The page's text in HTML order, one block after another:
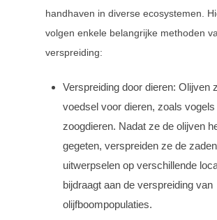
handhaven in diverse ecosystemen.
volgen enkele belangrijke methoden
verspreiding:
Verspreiding door dieren: Olijven
voedsel voor dieren, zoals vogels
zoogdieren. Nadat ze de olijven
gegeten, verspreiden ze de
uitwerpselen op verschillende
bijdraagt aan de verspreiding van
olijfboompopulaties.